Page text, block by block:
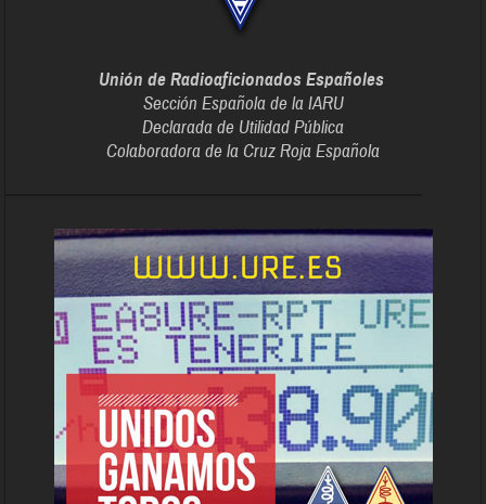
Unión de Radioaficionados Españoles
Sección Española de la IARU
Declarada de Utilidad Pública
Colaboradora de la Cruz Roja Española